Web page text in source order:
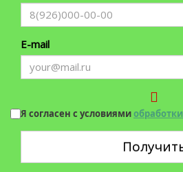
E-mail
Я согласен с условиями